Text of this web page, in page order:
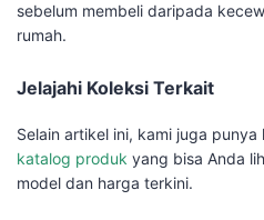
sebelum membeli daripada
rumah.
Jelajahi Koleksi Terkait
Selain artikel ini, kami juga punya
katalog produk yang bisa Anda
model dan harga terkini.